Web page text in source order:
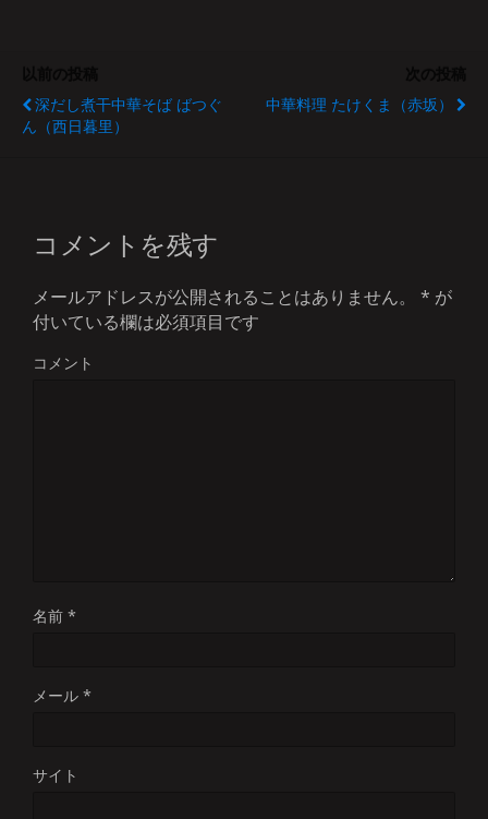
深だし煮干中華そば ばつぐ
ん（西日暮里）
中華料理 たけくま（赤坂）
コメントを残す
メールアドレスが公開されることはありません。 * が
付いている欄は必須項目です
コメント
名前 *
メール *
サイト